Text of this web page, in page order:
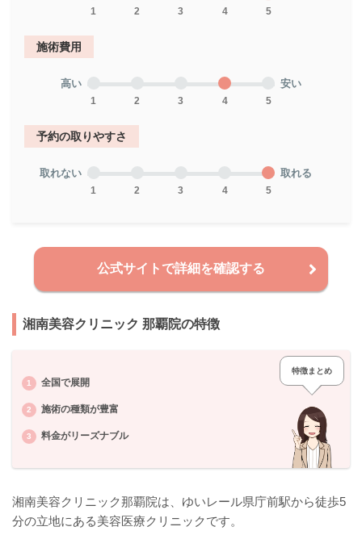
1 2 3 4 5
施術費用
高い
1 2 3 4 5
安い
予約の取りやすさ
取れない
1 2 3 4 5
取れる
公式サイトで詳細を確認する
湘南美容クリニック 那覇院の特徴
全国で展開
施術の種類が豊富
料金がリーズナブル
特徴まとめ
湘南美容クリニック那覇院は、ゆいレール県庁前駅から徒歩5
分の立地にある美容医療クリニックです。